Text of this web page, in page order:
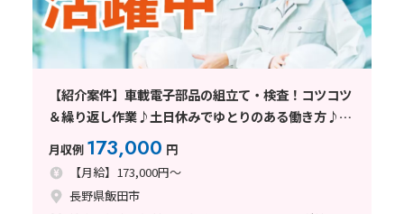
【紹介案件】車載電子部品の組立て・検査！コツコツ
＆繰り返し作業♪土日休みでゆとりのある働き方♪未
経験者OK
月収例 173,000 円
【月給】173,000円～
長野県飯田市